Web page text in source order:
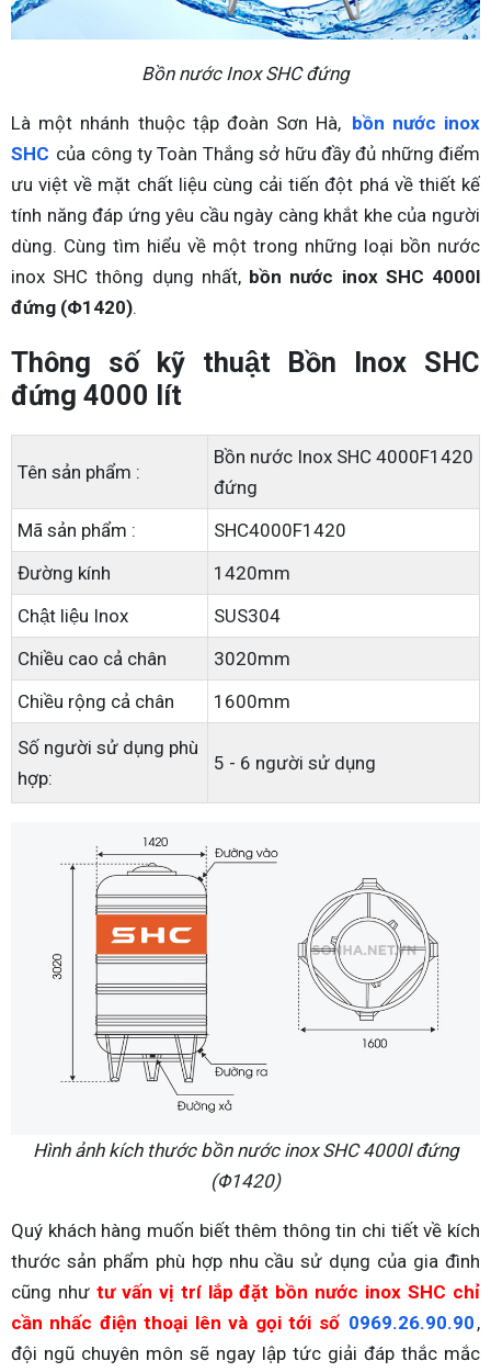
Bồn nước Inox SHC đứng
Là một nhánh thuộc tập đoàn Sơn Hà, bồn nước inox
SHC của công ty Toàn Thắng sở hữu đầy đủ những điểm
ưu việt về mặt chất liệu cùng cải tiến đột phá về thiết kế
tính năng đáp ứng yêu cầu ngày càng khắt khe của người
dùng. Cùng tìm hiểu về một trong những loại bồn nước
inox SHC thông dụng nhất, bồn nước inox SHC 4000l
đứng (Φ1420).
Thông số kỹ thuật Bồn Inox SHC
đứng 4000 lít
Tên sản phẩm :
Bồn nước Inox SHC 4000F1420
đứng
Mã sản phẩm :
SHC4000F1420
Đường kính
1420mm
Chật liệu Inox
SUS304
Chiều cao cả chân
3020mm
Chiều rộng cả chân
1600mm
Số người sử dụng phù
hợp:
5 - 6 người sử dụng
Hình ảnh kích thước bồn nước inox SHC 4000l đứng
(Φ1420)
Quý khách hàng muốn biết thêm thông tin chi tiết về kích
thước sản phẩm phù hợp nhu cầu sử dụng của gia đình
cũng nhưtư vấn vị trí lắp đặt bồn nước inox SHC chỉ
cần nhấc điện thoại lên và gọi tới số 0969.26.90.90 ,
đội ngũ chuyên môn sẽ ngay lập tức giải đáp thắc mắc